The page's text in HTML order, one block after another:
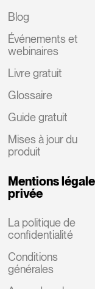
Blog
Événements et
webinaires
Livre gratuit
Glossaire
Guide gratuit
Mises à jour du
produit
Mentions
privée
La politique de
confidentialité
Conditions
générales